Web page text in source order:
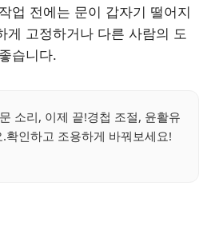
업 전에는 문이 갑자기 떨어지
게 고정하거나 다른 사람의 도
습니다.
소리, 이제 끝!경첩 조절, 윤활유
확인하고 조용하게 바꿔보세요!